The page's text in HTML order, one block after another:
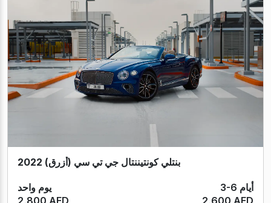
بنتلي كونتيننتال جي تي سي (أزرق) 2022
يوم واحد
3-6 أيام